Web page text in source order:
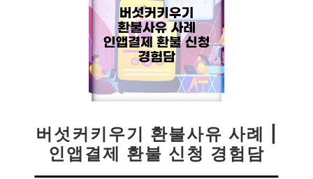
버섯커키우기 환불사유 사례 |
인앱결제 환불 신청 경험담